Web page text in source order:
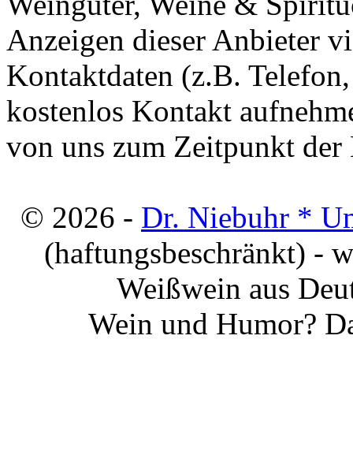
Anzeigen dieser Anbieter
Kontaktdaten (z.B.
kostenlos Kontakt
von uns zum Zeitpunkt
© 2026 - Dr. Niebuhr *
(haftungsbeschränkt) -
Weißwein aus
Wein und Humor?